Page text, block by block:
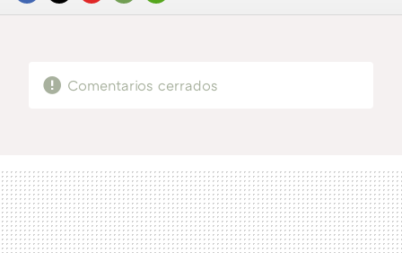
FACEBOOK
TWITTERFLIPBOARD
E-
WHATSAPP
Comentarios cerrados